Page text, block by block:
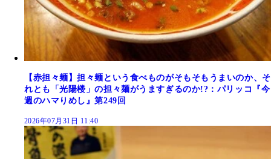
【赤担々麺】担々麺という食べものがそもそもうまいのか、そ
れとも「光陽楼」の担々麺がうますぎるのか!?：パリッコ『今
週のハマりめし』第249回
2026年07月31日 11:40